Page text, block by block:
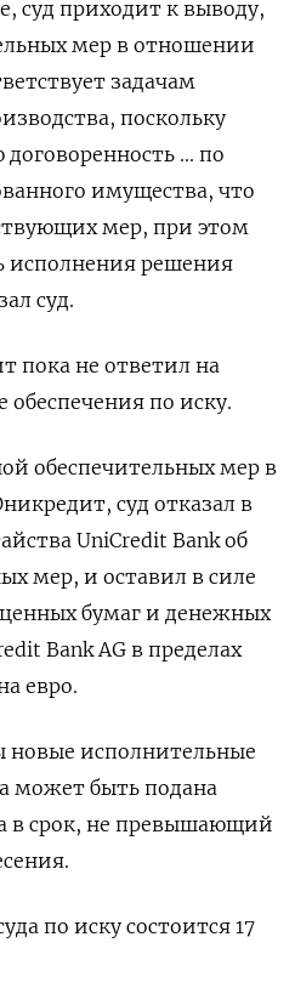
суд приходит к выводу,
мер в отношении
задачам
поскольку
... по
имущества, что
мер, при этом
исполнения решения
суд.
пока не ответил на
обеспечения по иску.
обеспечительных мер в
суд отказал в
UniCredit Bank об
мер, и оставил в силе
бумаг и денежных
Bank AG в пределах
евро.
новые исполнительные
может быть подана
в срок, не превышающий
по иску состоится 17